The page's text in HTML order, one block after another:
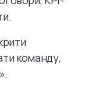
команду,